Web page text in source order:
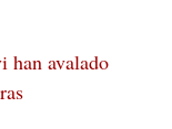
han avalado